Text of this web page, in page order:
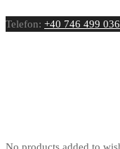
Telefon: +40 746 499 036